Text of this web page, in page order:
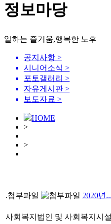
정보마당
일하는 즐거움,행복한 노후
공지사항 >
시니어소식 >
포토갤러리 >
자유게시판 >
보도자료 >
HOME
>
>
.첨부파일
2020년...
사회복지법인 및 사회복지시